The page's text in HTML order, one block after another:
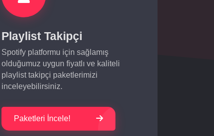
Playlist Takipçi
Spotify platformu için sağlamış
olduğumuz uygun fiyatlı ve kaliteli
playlist takipçi paketlerimizi
inceleyebilirsiniz.
Paketleri İncele!